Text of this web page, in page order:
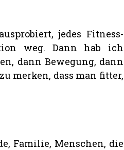
jedes Fitness-
weg. Dann hab ich
dann Bewegung, dann
merken, dass man fitter,
Familie, Menschen, die